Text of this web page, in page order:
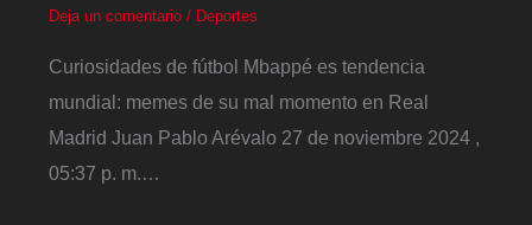
Deja un comentario / Deportes
Curiosidades de fútbol Mbappé es tendencia
mundial: memes de su mal momento en Real
Madrid Juan Pablo Arévalo 27 de noviembre 2024 ,
05:37 p. m.…